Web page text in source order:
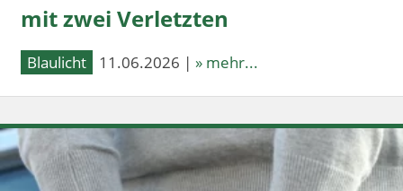
mit zwei Verletzten
Blaulicht 11.06.2026 | » mehr...